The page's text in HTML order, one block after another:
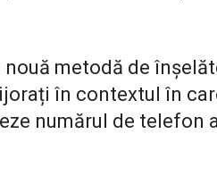
nouă metodă de
în contextul în
numărul de telefon